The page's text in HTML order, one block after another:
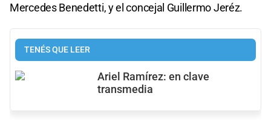
Mercedes Benedetti, y el concejal Guillermo Jeréz.
TENÉS QUE LEER
Ariel Ramírez: en clave
transmedia